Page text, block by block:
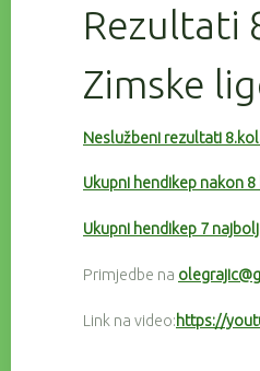
Rezultati
Zimske
Neslužbeni rezultati
Ukupni hendikep nakon
Ukupni hendikep 7
Primjedbe na
Link na video:https://